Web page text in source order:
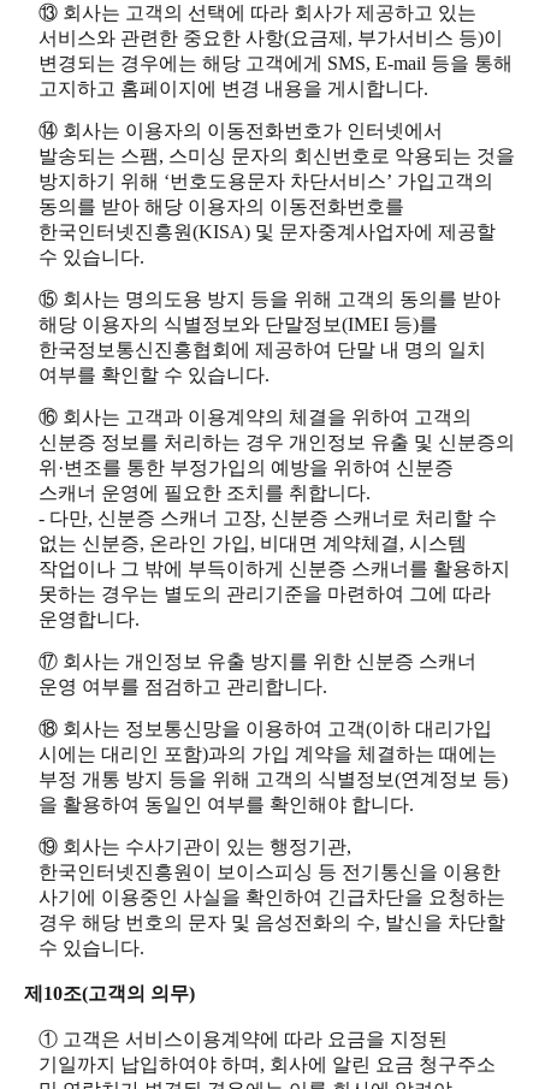
⑬ 회사는 고객의 선택에 따라 회사가 제공하고 있는
서비스와 관련한 중요한 사항(요금제, 부가서비스 등)이
변경되는 경우에는 해당 고객에게 SMS, E-mail 등을 통해
고지하고 홈페이지에 변경 내용을 게시합니다.
⑭ 회사는 이용자의 이동전화번호가 인터넷에서
발송되는 스팸, 스미싱 문자의 회신번호로 악용되는 것을
방지하기 위해 ‘번호도용문자 차단서비스’ 가입고객의
동의를 받아 해당 이용자의 이동전화번호를
한국인터넷진흥원(KISA) 및 문자중계사업자에 제공할
수 있습니다.
⑮ 회사는 명의도용 방지 등을 위해 고객의 동의를 받아
해당 이용자의 식별정보와 단말정보(IMEI 등)를
한국정보통신진흥협회에 제공하여 단말 내 명의 일치
여부를 확인할 수 있습니다.
⑯ 회사는 고객과 이용계약의 체결을 위하여 고객의
신분증 정보를 처리하는 경우 개인정보 유출 및 신분증의
위·변조를 통한 부정가입의 예방을 위하여 신분증
스캐너 운영에 필요한 조치를 취합니다.
- 다만, 신분증 스캐너 고장, 신분증 스캐너로 처리할 수
없는 신분증, 온라인 가입, 비대면 계약체결, 시스템
작업이나 그 밖에 부득이하게 신분증 스캐너를 활용하지
못하는 경우는 별도의 관리기준을 마련하여 그에 따라
운영합니다.
⑰ 회사는 개인정보 유출 방지를 위한 신분증 스캐너
운영 여부를 점검하고 관리합니다.
⑱ 회사는 정보통신망을 이용하여 고객(이하 대리가입
시에는 대리인 포함)과의 가입 계약을 체결하는 때에는
부정 개통 방지 등을 위해 고객의 식별정보(연계정보 등)
을 활용하여 동일인 여부를 확인해야 합니다.
⑲ 회사는 수사기관이 있는 행정기관,
한국인터넷진흥원이 보이스피싱 등 전기통신을 이용한
사기에 이용중인 사실을 확인하여 긴급차단을 요청하는
경우 해당 번호의 문자 및 음성전화의 수, 발신을 차단할
수 있습니다.
제10조(고객의 의무)
① 고객은 서비스이용계약에 따라 요금을 지정된
기일까지 납입하여야 하며, 회사에 알린 요금 청구주소